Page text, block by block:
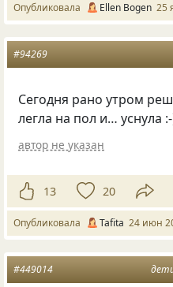
Опубликовала Ellen Bogen 25
#94269
Сегодня рано утром
легла на пол и… уснула
автор не указан
13 20
Опубликовала Tafita 24 июн
#449014